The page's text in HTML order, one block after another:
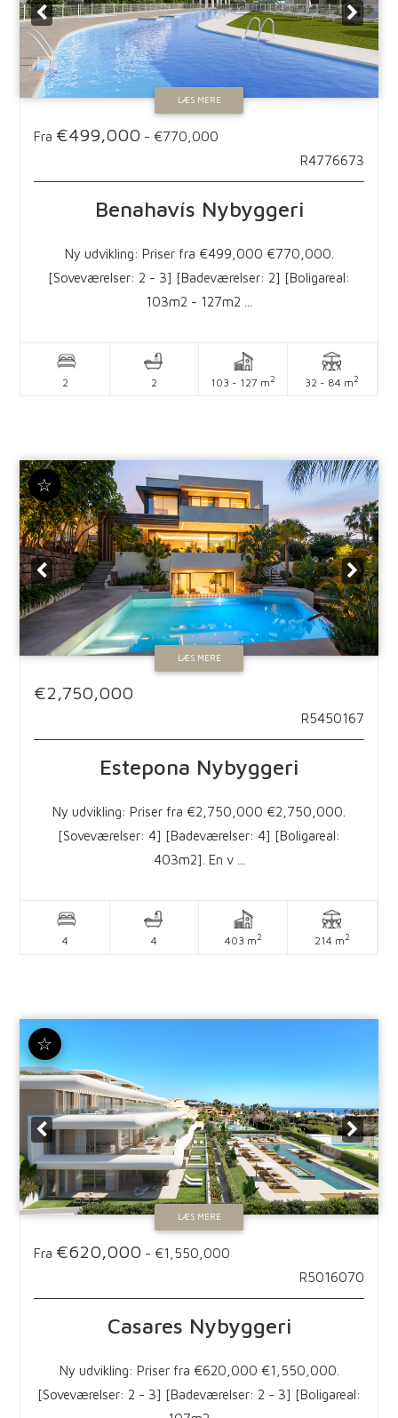
LÆS MERE
Fra €499,000 - €770,000
R4776673
Benahavís Nybyggeri
Ny udvikling: Priser fra €499,000 €770,000.
[Soveværelser: 2 - 3] [Badeværelser: 2] [Boligareal:
103m2 - 127m2 ...
2 2 103 - 127 m2 32 - 84 m2
☆
LÆS MERE
€2,750,000
R5450167
Estepona Nybyggeri
Ny udvikling: Priser fra €2,750,000 €2,750,000.
[Soveværelser: 4] [Badeværelser: 4] [Boligareal:
403m2]. En v ...
4 4 403 m2 214 m2
☆
LÆS MERE
Fra €620,000 - €1,550,000
R5016070
Casares Nybyggeri
Ny udvikling: Priser fra €620,000 €1,550,000.
[Soveværelser: 2 - 3] [Badeværelser: 2 - 3] [Boligareal: